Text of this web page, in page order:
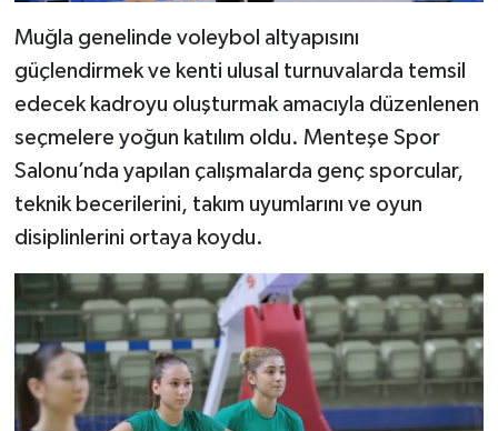
Muğla genelinde voleybol altyapısını
güçlendirmek ve kenti ulusal turnuvalarda temsil
edecek kadroyu oluşturmak amacıyla düzenlenen
seçmelere yoğun katılım oldu. Menteşe Spor
Salonu’nda yapılan çalışmalarda genç sporcular,
teknik becerilerini, takım uyumlarını ve oyun
disiplinlerini ortaya koydu.